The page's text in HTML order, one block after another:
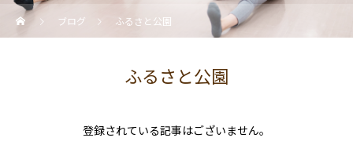
ブログ ふるさと公園
ふるさと公園
登録されている記事はございません。